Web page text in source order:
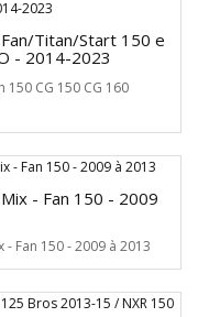
Titan/Start 150 e
- 2014-2023
CG 150 CG 160
- Fan 150 - 2009
Fan 150 - 2009 à 2013